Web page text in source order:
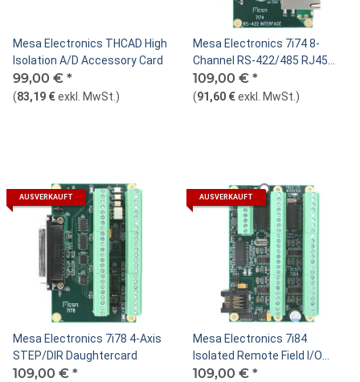
Mesa Electronics THCAD High
Isolation A/D Accessory Card
99,00 € *
(83,19 €exkl. MwSt. )
Mesa Electronics 7i74 8-
Channel RS-422/485 RJ45
Interface
109,00 € *
(91,60 €exkl. MwSt. )
AUSVERKAUFT
Mesa Electronics 7i78 4-Axis
STEP/DIR Daughtercard
109,00 € *
AUSVERKAUFT
Mesa Electronics 7i84
Isolated Remote Field I/O
Daugtercard
109,00 € *